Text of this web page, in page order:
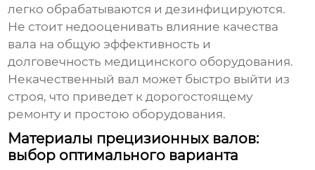
легко обрабатываются и дезинфицируются.
Не стоит недооценивать влияние качества
вала на общую эффективность и
долговечность медицинского оборудования.
Некачественный вал может быстро выйти из
строя, что приведет к дорогостоящему
ремонту и простою оборудования.
Материалы прецизионных валов:
выбор оптимального варианта